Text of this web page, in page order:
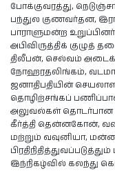
போக்குவரத்து,
பந்துல குணவர்தன,
பாராளுமன்ற
அபிவிருத்திக் குழுத்
திலீபன், செல்வம்
நோஹரதலிங்கம்,
ஜனாதிபதியின்
தொழிற்சங்கப்
அலுவல்கள் தொடர்பான
கீர்த்தி தென்னகோன்,
மற்றும் வவுனியா,
இந்நிகழ்வில் கலந்து